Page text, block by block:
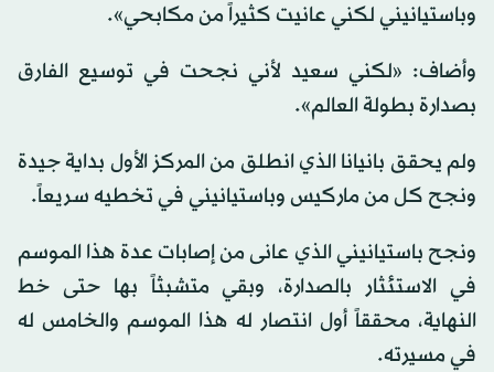
وباستيانيني لكني عانيت كثيراً من مكابحي».
وأضاف: «لكني سعيد لأني نجحت في توسيع الفارق
بصدارة بطولة العالم».
ولم يحقق بانيانا الذي انطلق من المركز الأول بداية جيدة
ونجح كل من ماركيس وباستيانيني في تخطيه سريعاً.
ونجح باستيانيني الذي عانى من إصابات عدة هذا الموسم
في الاستئثار بالصدارة، وبقي متشبثاً بها حتى خط
النهاية، محققاً أول انتصار له هذا الموسم والخامس له
في مسيرته.